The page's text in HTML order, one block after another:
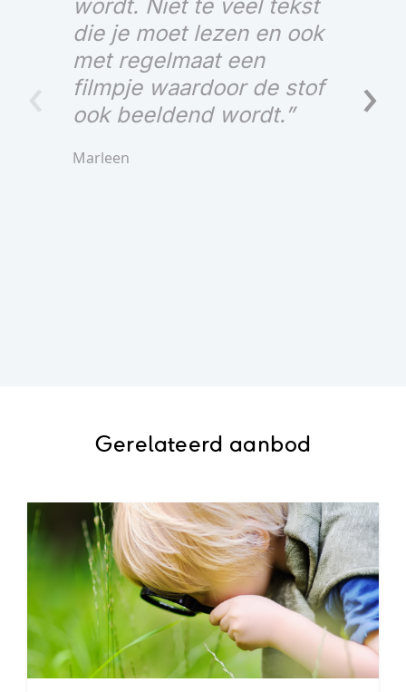
wordt. Niet te veel tekst
die je moet lezen en ook
met regelmaat een
filmpje waardoor de stof
ook beeldend wordt.”
Marleen
›
Gerelateerd aanbod